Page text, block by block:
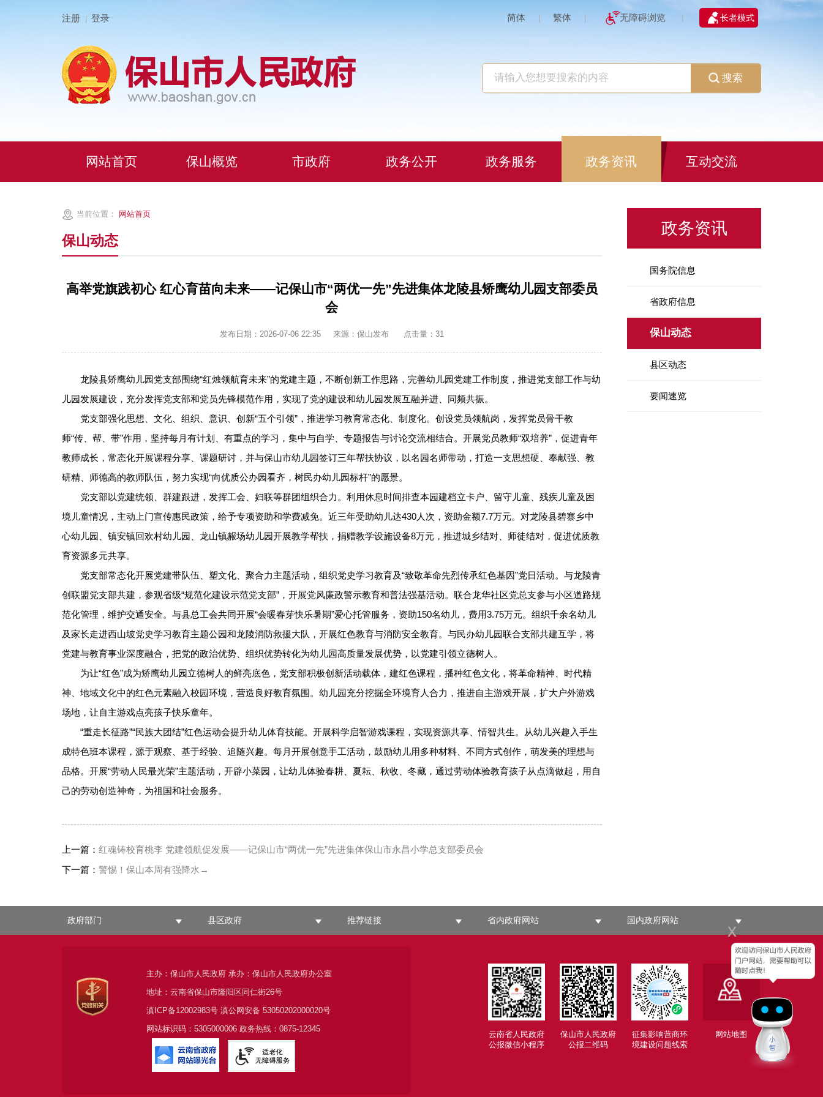
注册 登录 简体 | 繁体 | 无障碍浏览 | 长者模式
x
搜索
网站首页 保山概览 市政府 政务公开 政务服务 政务资讯 互动交流
政务资讯
国务院信息
省政府信息
保山动态
县区动态
要闻速览
当前位置： 网站首页
保山动态
高举党旗践初心 红心育苗向未来——记保山市“两优一先”先进集体龙陵县矫鹰幼儿园支部委员
会
发布日期：2026-07-06 22:35 来源：保山发布 点击量： 31
龙陵县矫鹰幼儿园党支部围绕“红烛领航育未来”的党建主题，不断创新工作思路，完善幼儿园党建工作制度，推进党支部工作与幼
儿园发展建设，充分发挥党支部和党员先锋模范作用，实现了党的建设和幼儿园发展互融并进、同频共振。
党支部强化思想、文化、组织、意识、创新“五个引领”，推进学习教育常态化、制度化。创设党员领航岗，发挥党员骨干教
师“传、帮、带”作用，坚持每月有计划、有重点的学习，集中与自学、专题报告与讨论交流相结合。开展党员教师“双培养”，促进青年
教师成长，常态化开展课程分享、课题研讨，并与保山市幼儿园签订三年帮扶协议，以名园名师带动，打造一支思想硬、奉献强、教
研精、师德高的教师队伍，努力实现“向优质公办园看齐，树民办幼儿园标杆”的愿景。
党支部以党建统领、群建跟进，发挥工会、妇联等群团组织合力。利用休息时间排查本园建档立卡户、留守儿童、残疾儿童及困
境儿童情况，主动上门宣传惠民政策，给予专项资助和学费减免。近三年受助幼儿达430人次，资助金额7.7万元。对龙陵县碧寨乡中
心幼儿园、镇安镇回欢村幼儿园、龙山镇赧场幼儿园开展教学帮扶，捐赠教学设施设备8万元，推进城乡结对、师徒结对，促进优质教
育资源多元共享。
党支部常态化开展党建带队伍、塑文化、聚合力主题活动，组织党史学习教育及“致敬革命先烈传承红色基因”党日活动。与龙陵青
创联盟党支部共建，参观省级“规范化建设示范党支部”，开展党风廉政警示教育和普法强基活动。联合龙华社区党总支参与小区道路规
范化管理，维护交通安全。与县总工会共同开展“会暖春芽快乐暑期”爱心托管服务，资助150名幼儿，费用3.75万元。组织千余名幼儿
及家长走进西山坡党史学习教育主题公园和龙陵消防救援大队，开展红色教育与消防安全教育。与民办幼儿园联合支部共建互学，将
党建与教育事业深度融合，把党的政治优势、组织优势转化为幼儿园高质量发展优势，以党建引领立德树人。
为让“红色”成为矫鹰幼儿园立德树人的鲜亮底色，党支部积极创新活动载体，建红色课程，播种红色文化，将革命精神、时代精
神、地域文化中的红色元素融入校园环境，营造良好教育氛围。幼儿园充分挖掘全环境育人合力，推进自主游戏开展，扩大户外游戏
场地，让自主游戏点亮孩子快乐童年。
“重走长征路”“民族大团结”红色运动会提升幼儿体育技能。开展科学启智游戏课程，实现资源共享、情智共生。从幼儿兴趣入手生
成特色班本课程，源于观察、基于经验、追随兴趣。每月开展创意手工活动，鼓励幼儿用多种材料、不同方式创作，萌发美的理想与
品格。开展“劳动人民最光荣”主题活动，开辟小菜园，让幼儿体验春耕、夏耘、秋收、冬藏，通过劳动体验教育孩子从点滴做起，用自
己的劳动创造神奇，为祖国和社会服务。
上一篇： 红魂铸校育桃李 党建领航促发展——记保山市“两优一先”先进集体保山市永昌小学总支部委员会
下一篇： 警惕！保山本周有强降水→
政府部门 县区政府 推荐链接 省内政府网站 国内政府网站
云南省人民政府
公报微信小程序
保山市人民政府
公报二维码
征集影响营商环
境建设问题线索
网站地图
主办：保山市人民政府 承办：保山市人民政府办公室
地址：云南省保山市隆阳区同仁街26号
滇ICP备12002983号滇公网安备 53050202000020号
网站标识码：5305000006 政务热线：0875-12345